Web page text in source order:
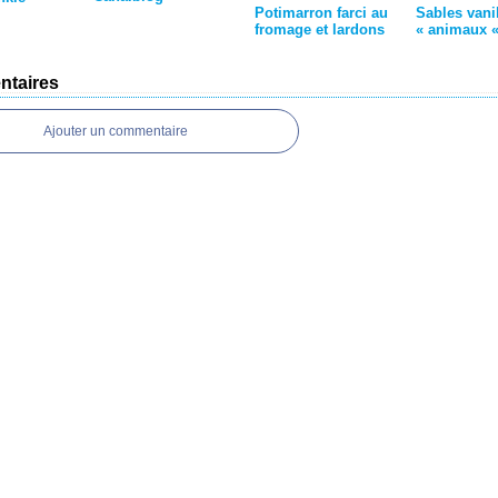
Potimarron farci au
fromage et lardons
Sables
« animaux «
Ajouter un commentaire